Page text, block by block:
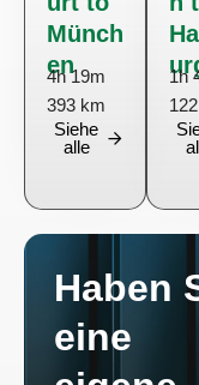
Münch
en
4h 19m
393 km
Siehe
alle
1h
Haben
eine